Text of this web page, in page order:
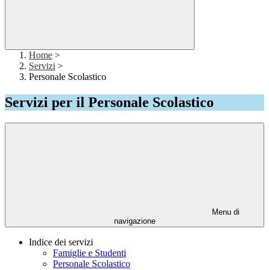
Home >
Servizi >
Personale Scolastico
Servizi per il Personale Scolastico
Menu di
navigazione
Indice dei servizi
Famiglie e Studenti
Personale Scolastico